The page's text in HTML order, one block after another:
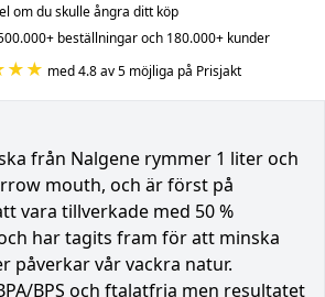
om du skulle ångra ditt köp
beställningar och 180.000+ kunder
med 4.8 av 5 möjliga på Prisjakt
från Nalgene rymmer 1 liter och
mouth, och är först på
vara tillverkade med 50 %
har tagits fram för att minska
påverkar vår vackra natur.
BPS och ftalatfria men resultatet